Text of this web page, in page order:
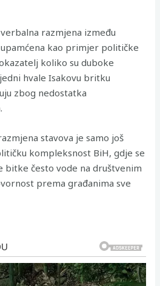
razmjena između
kao primjer političke
koliko su duboke
hvale Isakovu britku
zbog nedostatka
stavova je samo još
kompleksnost BiH, gdje se
bitke često vode na društvenim
prema građanima sve